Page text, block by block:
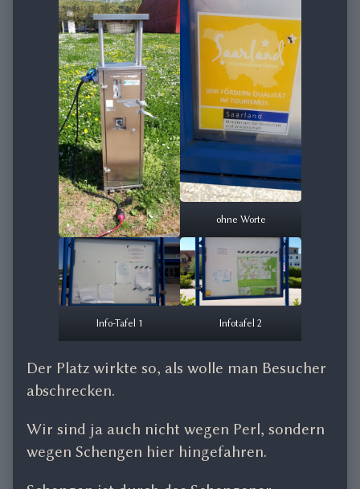
ohne Worte
Info-Tafel 1 Infotafel 2
Der Platz wirkte so, als wolle man Besucher
abschrecken.
Wir sind ja auch nicht wegen Perl, sondern
wegen Schengen hier hingefahren.